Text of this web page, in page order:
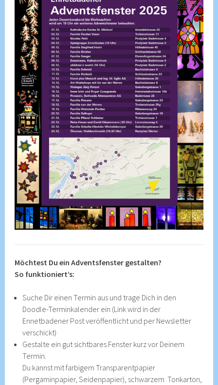
Möchtest Du ein Adventsfenster gestalten?
So funktioniert’s:
Suche Dir einen Termin aus und trage Dich in den
Doodle-Terminkalender ein (Link wird in der
Ennetbadener Post veröffentlicht und per Newsletter
verschickt)
Gestalte ein gut sichtbares Fenster kurz vor Deinem
Termin.
Du kannst mit farbigem Transparentpapier
(Pergaminpapier, Seidenpapier), schwarzem Tonkarton,